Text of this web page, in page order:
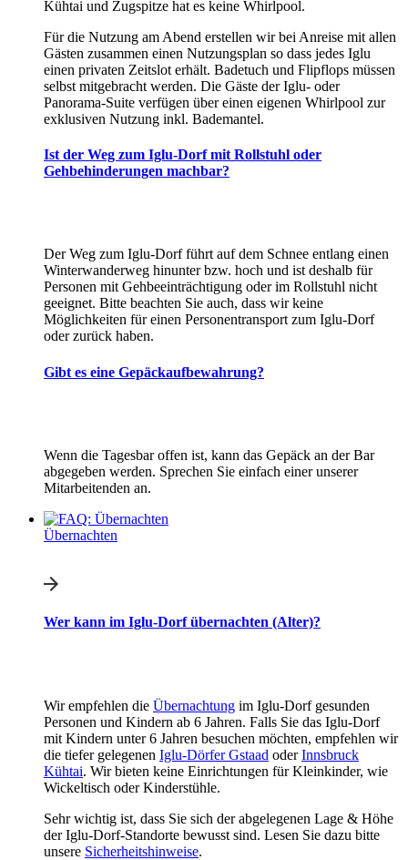
Kühtai und Zugspitze hat es keine Whirlpool.
Für die Nutzung am Abend erstellen wir bei Anreise mit allen
Gästen zusammen einen Nutzungsplan so dass jedes Iglu
einen privaten Zeitslot erhält. Badetuch und Flipflops müssen
selbst mitgebracht werden. Die Gäste der Iglu- oder
Panorama-Suite verfügen über einen eigenen Whirlpool zur
exklusiven Nutzung inkl. Bademantel.
Ist der Weg zum Iglu-Dorf mit Rollstuhl oder
Gehbehinderungen machbar?
Der Weg zum Iglu-Dorf führt auf dem Schnee entlang einen
Winterwanderweg hinunter bzw. hoch und ist deshalb für
Personen mit Gehbeeinträchtigung oder im Rollstuhl nicht
geeignet. Bitte beachten Sie auch, dass wir keine
Möglichkeiten für einen Personentransport zum Iglu-Dorf
oder zurück haben.
Gibt es eine Gepäckaufbewahrung?
Wenn die Tagesbar offen ist, kann das Gepäck an der Bar
abgegeben werden. Sprechen Sie einfach einer unserer
Mitarbeitenden an.
Übernachten
Wer kann im Iglu-Dorf übernachten (Alter)?
Wir empfehlen die Übernachtung im Iglu-Dorf gesunden
Personen und Kindern ab 6 Jahren. Falls Sie das Iglu-Dorf
mit Kindern unter 6 Jahren besuchen möchten, empfehlen wir
die tiefer gelegenen Iglu-Dörfer Gstaad oderInnsbruck
Kühtai. Wir bieten keine Einrichtungen für Kleinkinder, wie
Wickeltisch oder Kinderstühle.
Sehr wichtig ist, dass Sie sich der abgelegenen Lage & Höhe
der Iglu-Dorf-Standorte bewusst sind. Lesen Sie dazu bitte
unsere Sicherheitshinweise.